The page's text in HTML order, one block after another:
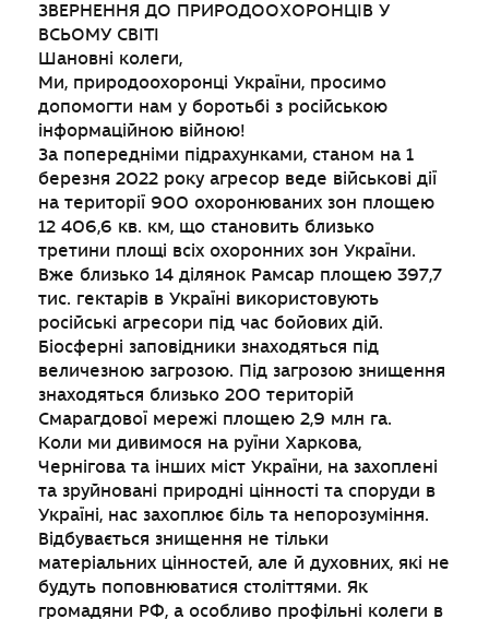
ЗВЕРНЕННЯ ДО ПРИРОДООХОРОНЦІВ У
ВСЬОМУ СВІТІ
Шановні колеги,
Ми, природоохоронці України, просимо
допомогти нам у боротьбі з російською
інформаційною війною!
За попередніми підрахунками, станом на 1
березня 2022 року агресор веде військові дії
на території 900 охоронюваних зон площею
12 406,6 кв. км, що становить близько
третини площі всіх охоронних зон України.
Вже близько 14 ділянок Рамсар площею 397,7
тис. гектарів в Україні використовують
російські агресори під час бойових дій.
Біосферні заповідники знаходяться під
величезною загрозою. Під загрозою знищення
знаходяться близько 200 територій
Смарагдової мережі площею 2,9 млн га.
Коли ми дивимося на руїни Харкова,
Чернігова та інших міст України, на захоплені
та зруйновані природні цінності та споруди в
Україні, нас захоплює біль та непорозуміння.
Відбувається знищення не тільки
матеріальних цінностей, але й духовних, які не
будуть поповнюватися століттями. Як
громадяни РФ, а особливо профільні колеги в